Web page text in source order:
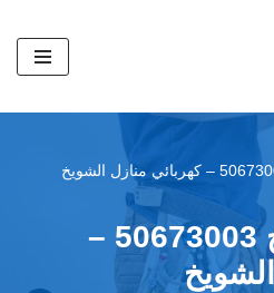
كهربائي الشويخ 50673003 –